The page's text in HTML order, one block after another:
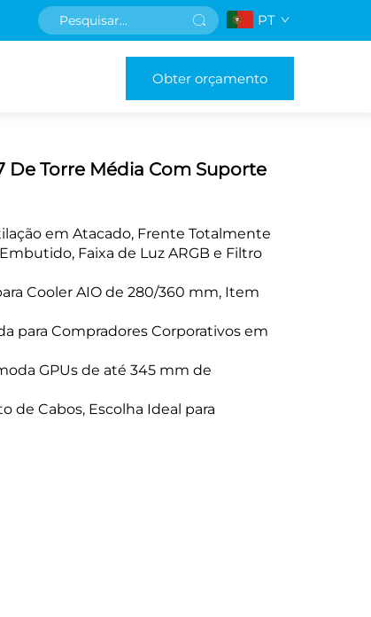
PT
Obter orçamento
De Torre Média Com Suporte
em Atacado, Frente Totalmente
Faixa de Luz ARGB e Filtro
Cooler AIO de 280/360 mm, Item
para Compradores Corporativos em
GPUs de até 345 mm de
de Cabos, Escolha Ideal para